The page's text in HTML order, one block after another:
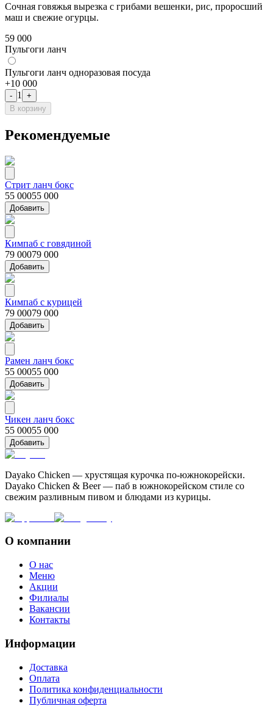
Сочная говяжья вырезка с грибами вешенки, рис, проросший
маш и свежие огурцы.
59 000
Пульгоги ланч
Пульгоги ланч одноразовая посуда
+10 000
- 1
+
В корзину
Рекомендуемые
Стрит ланч бокс
55 00055 000
Добавить
Кимпаб с говядиной
79 00079 000
Добавить
Кимпаб с курицей
79 00079 000
Добавить
Рамен ланч бокс
55 00055 000
Добавить
Чикен ланч бокс
55 00055 000
Добавить
Dayako Chicken — хрустящая курочка по-южнокорейски.
Dayako Chicken & Beer — паб в южнокорейском стиле со
свежим разливным пивом и блюдами из курицы.
О компании
О нас
Меню
Акции
Филиалы
Вакансии
Контакты
Информации
Доставка
Оплата
Политика конфиденциальности
Публичная оферта